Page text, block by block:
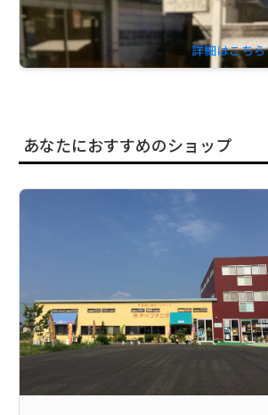
詳細はこちら
あなたにおすすめのショップ